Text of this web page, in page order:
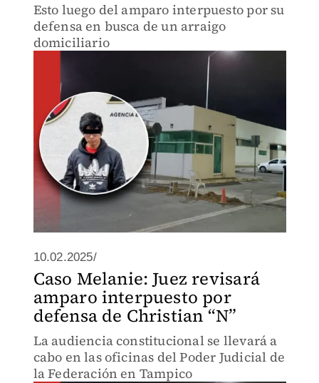
Esto luego del amparo interpuesto por su
defensa en busca de un arraigo
domiciliario
10.02.2025/
Caso Melanie: Juez revisará
amparo interpuesto por
defensa de Christian “N”
La audiencia constitucional se llevará a
cabo en las oficinas del Poder Judicial de
la Federación en Tampico